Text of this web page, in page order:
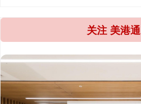
关注 美港通